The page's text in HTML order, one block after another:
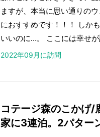
ますが、本当に思い通りの
におすすめです！！！ しか
いいのに…。 ここには幸せ
2022年09月に訪問
コテージ森のこかげ/
家に3連泊。2パター